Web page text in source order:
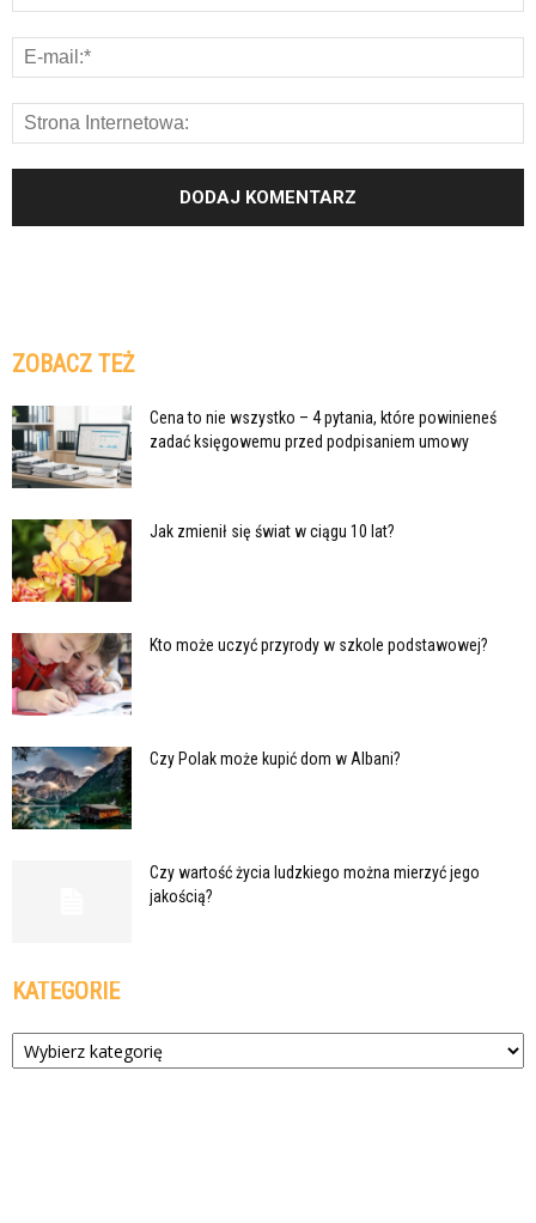
ZOBACZ TEŻ
Cena to nie wszystko – 4 pytania, które powinieneś
zadać księgowemu przed podpisaniem umowy
Jak zmienił się świat w ciągu 10 lat?
Kto może uczyć przyrody w szkole podstawowej?
Czy Polak może kupić dom w Albani?
Czy wartość życia ludzkiego można mierzyć jego
jakością?
KATEGORIE
Kategorie